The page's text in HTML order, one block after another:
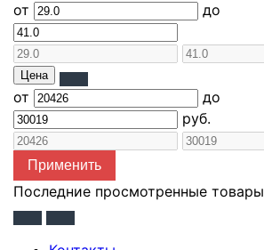
от до
Цена
от
до
руб.
Применить
Последние просмотренные товары